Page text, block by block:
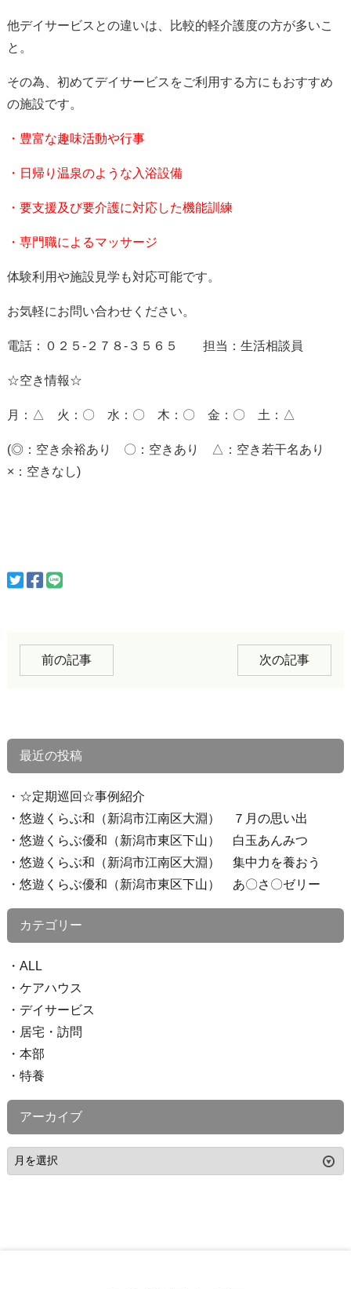
他デイサービスとの違いは、比較的軽介護度の方が多いこ
と。
その為、初めてデイサービスをご利用する方にもおすすめ
の施設です。
・豊富な趣味活動や行事
・日帰り温泉のような入浴設備
・要支援及び要介護に対応した機能訓練
・専門職によるマッサージ
体験利用や施設見学も対応可能です。
お気軽にお問い合わせください。
電話：０２５-２７８-３５６５ 担当：生活相談員
☆空き情報☆
月：△ 火：〇 水：〇 木：〇 金：〇 土：△
(◎：空き余裕あり 〇：空きあり △：空き若干名あり
×：空きなし)
前の記事 次の記事
最近の投稿
☆定期巡回☆事例紹介
悠遊くらぶ和（新潟市江南区大淵） ７月の思い出
悠遊くらぶ優和（新潟市東区下山） 白玉あんみつ
悠遊くらぶ和（新潟市江南区大淵） 集中力を養おう
悠遊くらぶ優和（新潟市東区下山） あ〇さ〇ゼリー
カテゴリー
ALL
ケアハウス
デイサービス
居宅・訪問
本部
特養
アーカイブ